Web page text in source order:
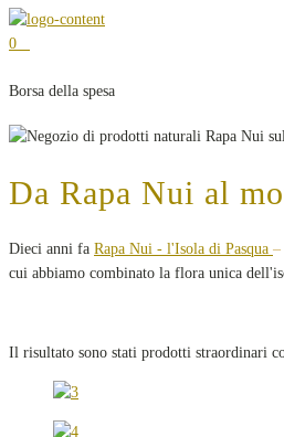
0
Borsa della spesa
Da Rapa Nui al
Dieci anni fa Rapa Nui - l'Isola di Pasqua –
cui abbiamo combinato la flora unica
Il risultato sono stati prodotti straordinari